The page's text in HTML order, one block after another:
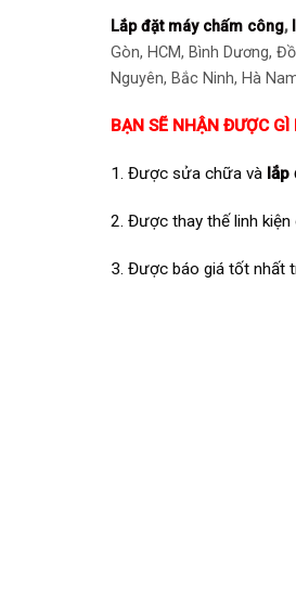
Lắp đặt máy chấm công,
Gòn, HCM, Bình Dương,
Nguyên, Bắc Ninh, Hà
BẠN SẼ NHẬN ĐƯỢC GÌ
1. Được sửa chữa và lắp
2. Được thay thế linh kiện
3. Được báo giá tốt nhất